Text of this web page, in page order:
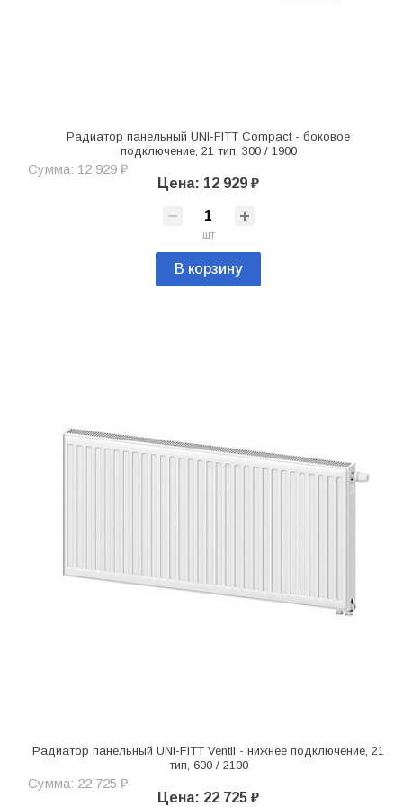
Радиатор панельный UNI-FITT Compact - боковое
подключение, 21 тип, 300 / 1900
Сумма: 12 929 ₽
Цена: 12 929 ₽
шт
В корзину
Радиатор панельный UNI-FITT Ventil - нижнее подключение, 21
тип, 600 / 2100
Сумма: 22 725 ₽
Цена: 22 725 ₽